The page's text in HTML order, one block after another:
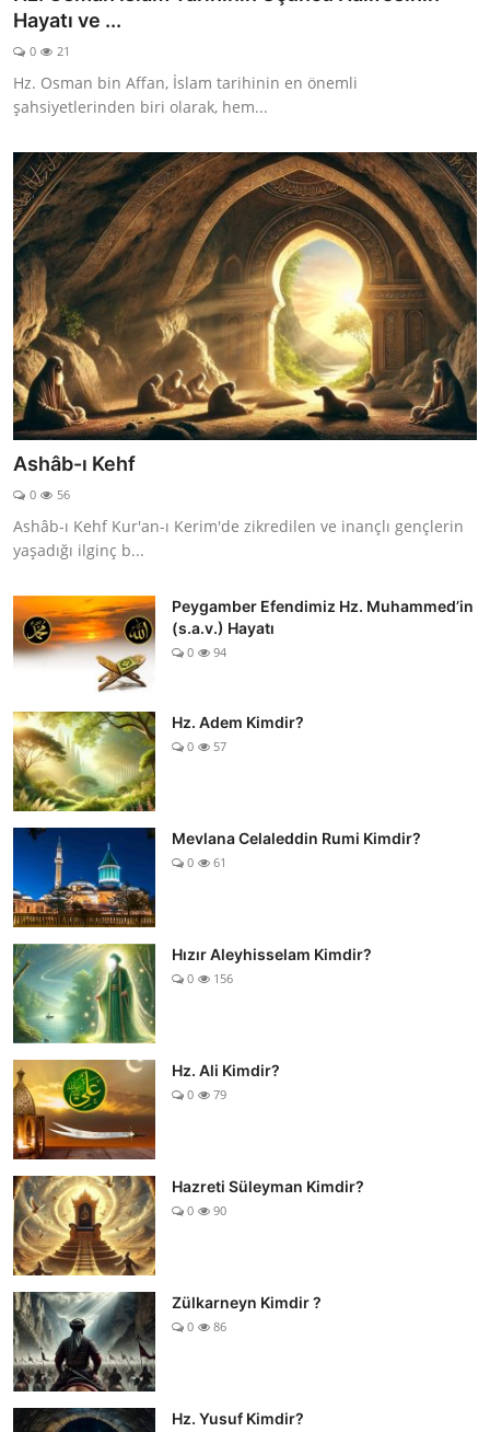
Hayatı ve ...
0 21
Hz. Osman bin Affan, İslam tarihinin en önemli
şahsiyetlerinden biri olarak, hem...
Ashâb-ı Kehf
0 56
Ashâb-ı Kehf Kur'an-ı Kerim'de zikredilen ve inançlı gençlerin
yaşadığı ilginç b...
Peygamber Efendimiz Hz. Muhammed’in
(s.a.v.) Hayatı
0 94
Hz. Adem Kimdir?
0 57
Mevlana Celaleddin Rumi Kimdir?
0 61
Hızır Aleyhisselam Kimdir?
0 156
Hz. Ali Kimdir?
0 79
Hazreti Süleyman Kimdir?
0 90
Zülkarneyn Kimdir ?
0 86
Hz. Yusuf Kimdir?